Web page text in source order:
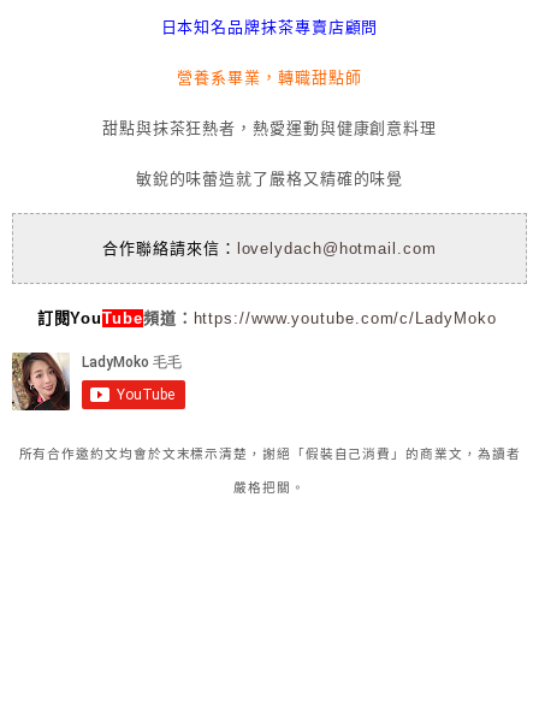
日本知名品牌抹茶專賣店顧問
營養系畢業，轉職甜點師
甜點與抹茶狂熱者，熱愛運動與健康創意料理
敏銳的味蕾造就了嚴格又精確的味覺
合作聯絡請來信： lovelydach@hotmail.com
訂閱YouTube頻道： https://www.youtube.com/c/LadyMoko
所有合作邀約文均會於文末標示清楚，謝絕「假裝自己消費」的商業文，為讀者
嚴格把關。